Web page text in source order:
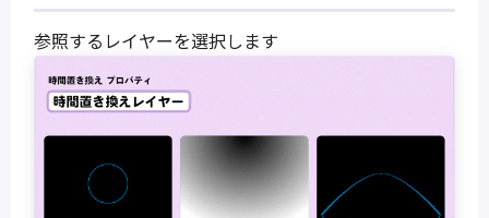
参照するレイヤーを選択します